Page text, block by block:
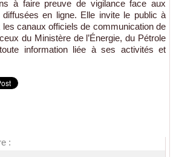
à faire preuve de vigilance face aux
en ligne. Elle invite le public à
canaux officiels de communication de
du Ministère de l’Énergie, du Pétrole
information liée à ses activités et
: